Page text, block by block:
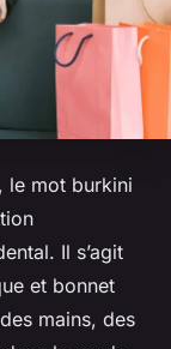
, le mot burkini
Il s’agit
et bonnet
mains, des